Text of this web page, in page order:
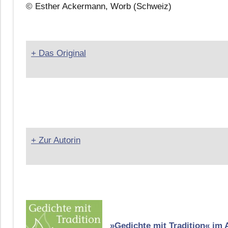
© Esther Ackermann, Worb (Schweiz)
+ Das Original
+ Zur Autorin